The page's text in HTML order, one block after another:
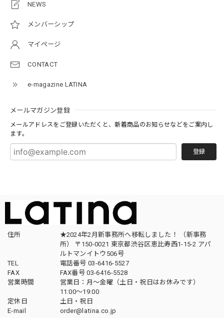
NEWS
メンバーシップ
マイページ
CONTACT
e-magazine LATINA
メールマガジン登録
メールアドレスをご登録いただくと、新着商品のお知らせなどをご案内し
ます。
登録
住所
★2024年2月新事務所へ移転しました！ （新事務
所） 〒150-0021 東京都渋谷区恵比寿西1-15-2 アパ
ルトマンイトウ506号
TEL
電話番号 03-6416-5527
FAX
FAX番号 03-6416-5528
営業時間
営業日：月〜金曜（土日・祝日はお休みです）
11:00〜19:00
定休日
土日・祝日
E-mail
order@latina.co.jp